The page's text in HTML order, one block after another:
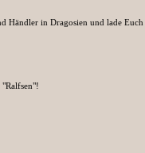
Händler in Dragosien und lade Euch